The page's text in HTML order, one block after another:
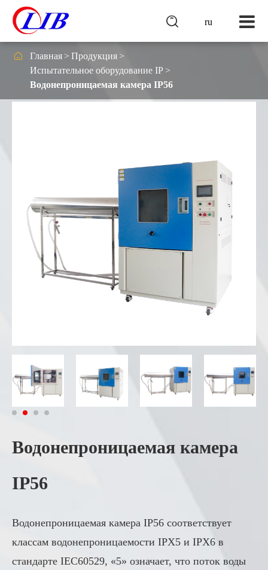
ru

 Главная
Продукция
Испытательное оборудование IP
Водонепроницаемая камера IP56
Водонепроницаемая камера
IP56
Водонепроницаемая камера IP56 соответствует
классам водонепроницаемости IPX5 и IPX6 в
стандарте IEC60529, «5» означает, что поток воды